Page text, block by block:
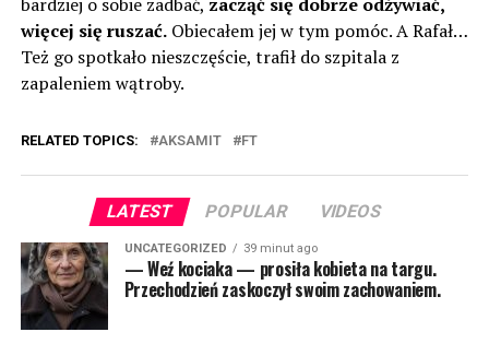
więcej się ruszać.Obiecałem jej w tym pomóc. A Rafał…
Też go spotkało nieszczęście, trafił do szpitala z
zapaleniem wątroby.
RELATED TOPICS: AKSAMIT FT
LATEST POPULAR VIDEOS
UNCATEGORIZED 39 minut ago
— Weź kociaka — prosiła kobieta na targu.
Przechodzień zaskoczył swoim zachowaniem.